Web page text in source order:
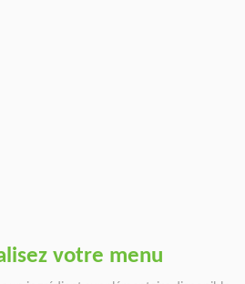
votre menu